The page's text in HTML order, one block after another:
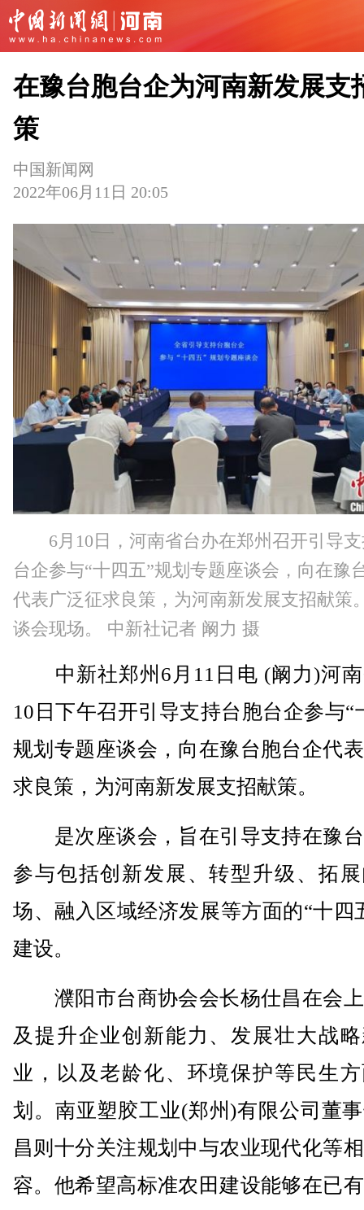
在豫台胞台企为河南新发展支
策
中国新闻网
2022年06月11日 20:05
6月10日，河南省台办在郑州召开引导
台企参与“十四五”规划专题座谈会，向在豫
代表广泛征求良策，为河南新发展支招献策
谈会现场。 中新社记者 阚力 摄
中新社郑州6月11日电 (阚力)河南
10日下午召开引导支持台胞台企参与“
规划专题座谈会，向在豫台胞台企代
求良策，为河南新发展支招献策。
是次座谈会，旨在引导支持在豫
参与包括创新发展、转型升级、拓
场、融入区域经济发展等方面的“十四
建设。
濮阳市台商协会会长杨仕昌在会
及提升企业创新能力、发展壮大战
业，以及老龄化、环境保护等民生
划。南亚塑胶工业(郑州)有限公司董
昌则十分关注规划中与农业现代化等
容。他希望高标准农田建设能够在已